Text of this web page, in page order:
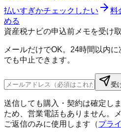
払いすぎかチェックしたい
料
める
資産税ナビの申込前メモを受け
メールだけでOK。24時間以内
でも中止できます。
受
送信しても購入・契約は確定し
ため、営業電話もありません。
ご返信のみに使用します（プラ